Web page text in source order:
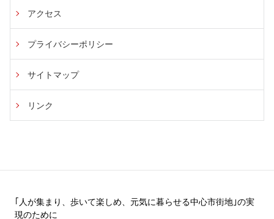
アクセス
プライバシーポリシー
サイトマップ
リンク
｢人が集まり、歩いて楽しめ、元気に暮らせる中心市街地｣の実
現のために